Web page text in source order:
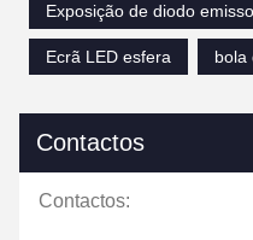
Exposição de diodo
Ecrã LED esfera bola
Contactos
Contactos: